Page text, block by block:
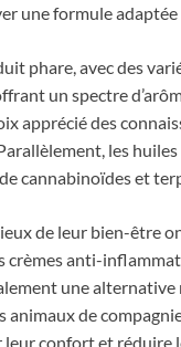
une formule
phare, avec des
un spectre
apprécié des
les
cannabinoïdes et
de leur bien-être
crèmes anti-
une
animaux de
confort et réduire